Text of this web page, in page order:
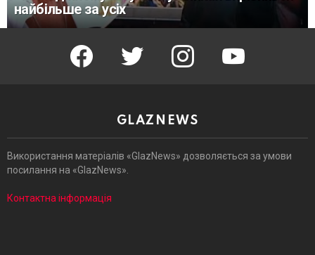
найбільше за усіх
facebook twitter instagram youtube
GLAZNEWS
Використання матеріалів «GlazNews» дозволяється за умови
посилання на «GlazNews».
Контактна інформація